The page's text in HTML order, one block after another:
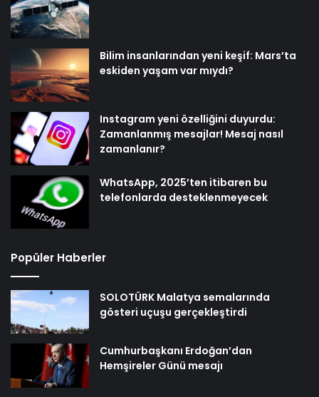
Bilim insanlarından yeni keşif: Mars’ta
eskiden yaşam var mıydı?
Instagram yeni özelliğini duyurdu:
Zamanlanmış mesajlar! Mesaj nasıl
zamanlanır?
WhatsApp, 2025’ten itibaren bu
telefonlarda desteklenmeyecek
Popüler Haberler
SOLOTÜRK Malatya semalarında
gösteri uçuşu gerçekleştirdi
Cumhurbaşkanı Erdoğan’dan
Hemşireler Günü mesajı